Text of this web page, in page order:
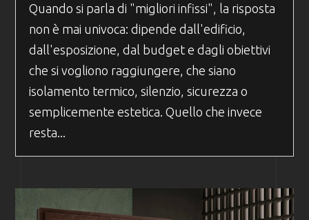
Quando si parla di "migliori infissi", la risposta
non è mai univoca: dipende dall'edificio,
dall'esposizione, dal budget e dagli obiettivi
che si vogliono raggiungere, che siano
isolamento termico, silenzio, sicurezza o
semplicemente estetica. Quello che invece
resta...